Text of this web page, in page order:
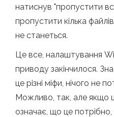
натиснув "пропустити
пропустити кілька
не станеться.
Це все, налаштування
приводу закінчилося.
це різні міфи, нічого не
Можливо, так, але якщо
означає, що це